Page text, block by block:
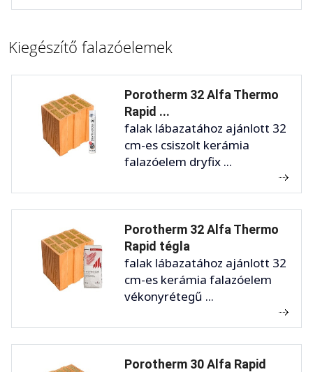
Kiegészítő falazóelemek
Porotherm 32 Alfa Thermo
Rapid ...
falak lábazatához ajánlott 32
cm-es csiszolt kerámia
falazóelem dryfix ...
Porotherm 32 Alfa Thermo
Rapid tégla
falak lábazatához ajánlott 32
cm-es kerámia falazóelem
vékonyrétegű ...
Porotherm 30 Alfa Rapid